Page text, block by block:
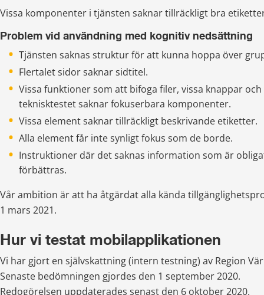
Vissa komponenter i tjänsten saknar tillräckligt bra
Problem vid användning med kognitiv nedsättning
Tjänsten saknas struktur för att kunna hoppa över
Flertalet sidor saknar sidtitel.
Vissa funktioner som att bifoga filer, vissa knappar
teknisktestet saknar fokuserbara komponenter.
Vissa element saknar tillräckligt beskrivande etiketter.
Alla element får inte synligt fokus som de borde.
Instruktioner där det saknas information som är
förbättras.
Vår ambition är att ha åtgärdat alla kända
1 mars 2021.
Hur vi testat mobilapplikationen
Vi har gjort en självskattning (intern testning) av Region
Senaste bedömningen gjordes den 1 september 2020.
Redogörelsen uppdaterades senast den 6 oktober 2020.